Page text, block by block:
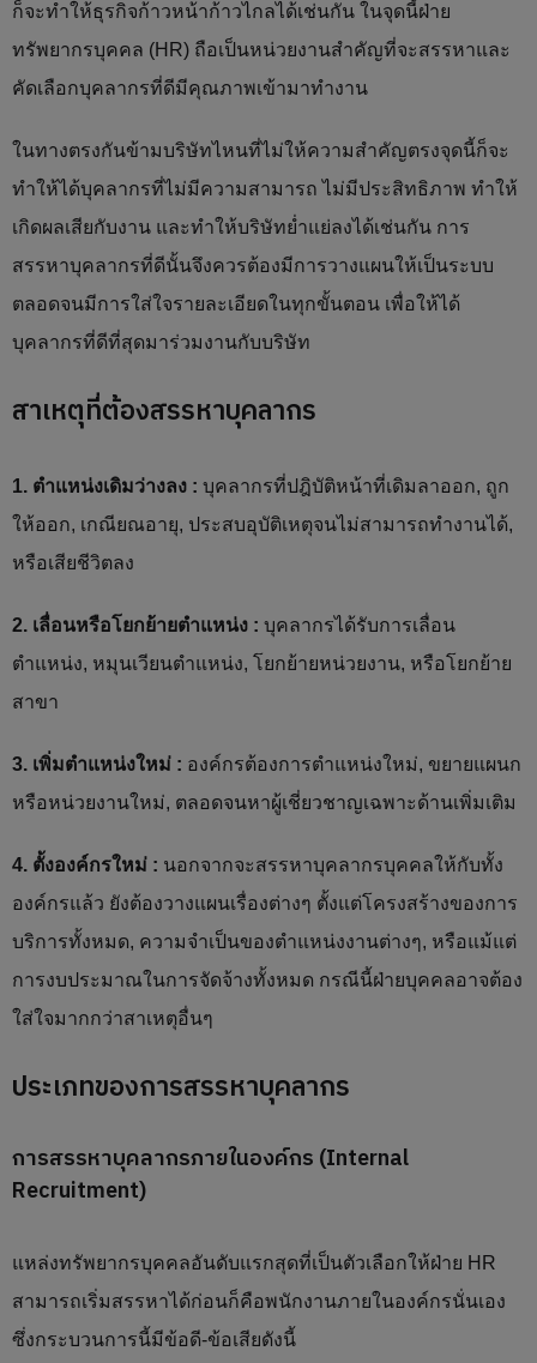
ก็จะทำให้ธุรกิจก้าวหน้าก้าวไกลได้เช่นกัน ในจุดนี้ฝ่าย
ทรัพยากรบุคคล (HR) ถือเป็นหน่วยงานสำคัญที่จะสรรหาและ
คัดเลือกบุคลากรที่ดีมีคุณภาพเข้ามาทำงาน
ในทางตรงกันข้ามบริษัทไหนที่ไม่ให้ความสำคัญตรงจุดนี้ก็จะ
ทำให้ได้บุคลากรที่ไม่มีความสามารถ ไม่มีประสิทธิภาพ ทำให้
เกิดผลเสียกับงาน และทำให้บริษัทย่ำแย่ลงได้เช่นกัน การ
สรรหาบุคลากรที่ดีนั้นจึงควรต้องมีการวางแผนให้เป็นระบบ
ตลอดจนมีการใส่ใจรายละเอียดในทุกขั้นตอน เพื่อให้ได้
บุคลากรที่ดีที่สุดมาร่วมงานกับบริษัท
สาเหตุที่ต้องสรรหาบุคลากร
1. ตำแหน่งเดิมว่างลง : บุคลากรที่ปฎิบัติหน้าที่เดิมลาออก, ถูก
ให้ออก, เกณียณอายุ, ประสบอุบัติเหตุจนไม่สามารถทำงานได้,
หรือเสียชีวิตลง
2. เลื่อนหรือโยกย้ายตำแหน่ง : บุคลากรได้รับการเลื่อน
ตำแหน่ง, หมุนเวียนตำแหน่ง, โยกย้ายหน่วยงาน, หรือโยกย้าย
สาขา
3. เพิ่มตำแหน่งใหม่ : องค์กรต้องการตำแหน่งใหม่, ขยายแผนก
หรือหน่วยงานใหม่, ตลอดจนหาผู้เชี่ยวชาญเฉพาะด้านเพิ่มเติม
4. ตั้งองค์กรใหม่ : นอกจากจะสรรหาบุคลากรบุคคลให้กับทั้ง
องค์กรแล้ว ยังต้องวางแผนเรื่องต่างๆ ตั้งแต่โครงสร้างของการ
บริการทั้งหมด, ความจำเป็นของตำแหน่งงานต่างๆ, หรือแม้แต่
การงบประมาณในการจัดจ้างทั้งหมด กรณีนี้ฝ่ายบุคคลอาจต้อง
ใส่ใจมากกว่าสาเหตุอื่นๆ
ประเภทของการสรรหาบุคลากร
การสรรหาบุคลากรภายในองค์กร (Internal
Recruitment)
แหล่งทรัพยากรบุคคลอันดับแรกสุดที่เป็นตัวเลือกให้ฝ่าย HR
สามารถเริ่มสรรหาได้ก่อนก็คือพนักงานภายในองค์กรนั่นเอง
ซึ่งกระบวนการนี้มีข้อดี-ข้อเสียดังนี้